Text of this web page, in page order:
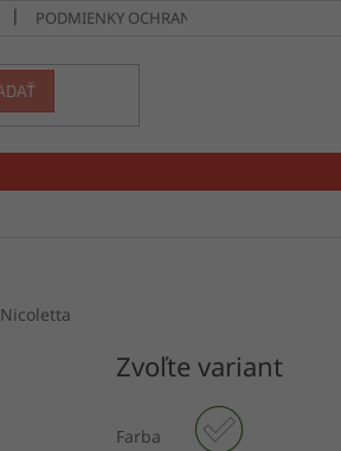
PODMIENKY OCHRANY OSOBNÝCH ÚDAJOV
Nicoletta
Zvoľte variant
Farba